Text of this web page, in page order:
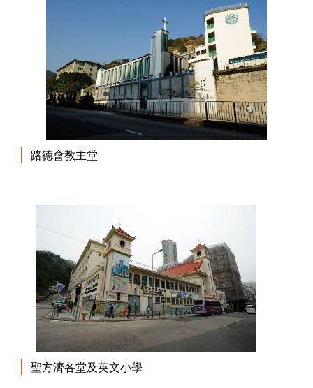
路德會教主堂
聖方濟各堂及英文小學